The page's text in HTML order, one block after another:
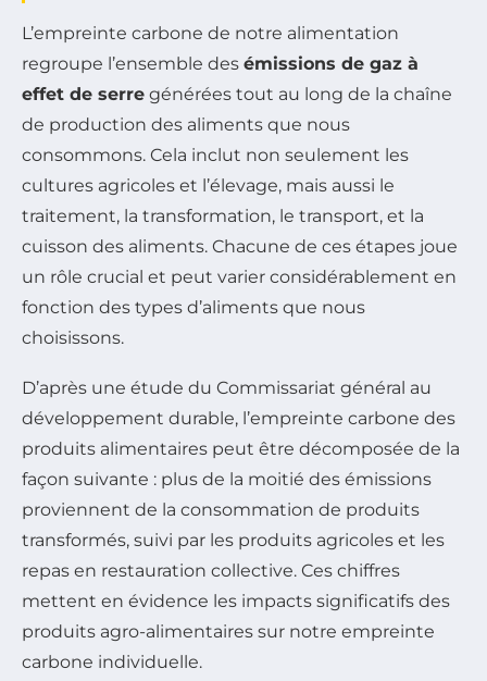
L’empreinte carbone de notre alimentation
regroupe l’ensemble des émissions de gaz à
effet de serre générées tout au long de la chaîne
de production des aliments que nous
consommons. Cela inclut non seulement les
cultures agricoles et l’élevage, mais aussi le
traitement, la transformation, le transport, et la
cuisson des aliments. Chacune de ces étapes joue
un rôle crucial et peut varier considérablement en
fonction des types d’aliments que nous
choisissons.
D’après une étude du Commissariat général au
développement durable, l’empreinte carbone des
produits alimentaires peut être décomposée de la
façon suivante : plus de la moitié des émissions
proviennent de la consommation de produits
transformés, suivi par les produits agricoles et les
repas en restauration collective. Ces chiffres
mettent en évidence les impacts significatifs des
produits agro-alimentaires sur notre empreinte
carbone individuelle.